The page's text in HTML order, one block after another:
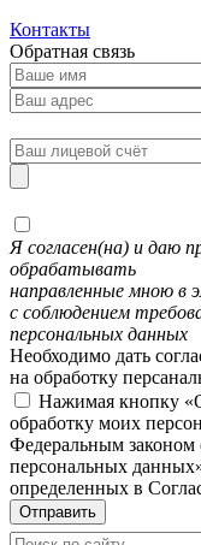
Контакты
Обратная связь
Я согласен(на) и даю
обрабатывать
направленные мною в
с соблюдением
персональных данных
Необходимо дать
на обработку
Нажимая кнопку
обработку моих
Федеральным
персональных
определенных в
Отправить